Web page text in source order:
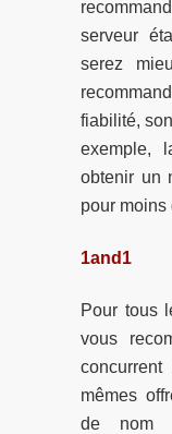
serveur
serez
fiabilité,
exemple,
obtenir un
pour moins
1and1
Pour tous
vous
mêmes
de nom